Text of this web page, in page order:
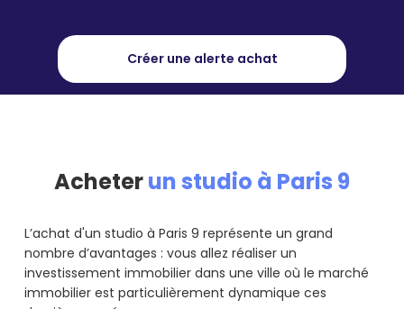
Créer une alerte achat
Acheterun studio à Paris 9
L’achat d'un studio à Paris 9 représente un grand
nombre d’avantages : vous allez réaliser un
investissement immobilier dans une ville où le marché
immobilier est particulièrement dynamique ces